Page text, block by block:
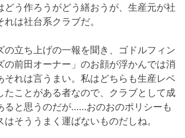
どう作ろうがどう繕おうが、生産元が社
は社台系クラブだ。
の立ち上げの一報を聞き、ゴドルフィン
の前田オーナー」のお顔が浮かんでは消
それは言うまい。私はどちらも生産レベ
たことがある者なので、クラブとして成
ると思うのだが……おのおのポリシーも
そううまく運ばないものだしね。